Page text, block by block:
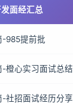
面经汇总
-985提前批
-橙心实习面试总结
-社招面试经历分享